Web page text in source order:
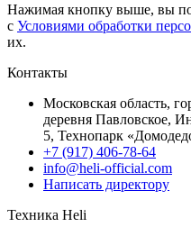
Нажимая кнопку выше, вы
с Условиями обработки
их.
Контакты
Московская область,
деревня Павловское,
5, Технопарк
+7 (917) 406-78-64
info@heli-official.com
Написать директору
Техника Heli